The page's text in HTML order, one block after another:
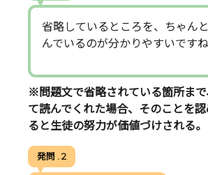
省略しているところを、ちゃん
んでいるのが分かりやすいですね
※問題文で省略されている箇所ま
て読んでくれた場合、そのことを
ると生徒の努力が価値づけされる。
発問 . 2